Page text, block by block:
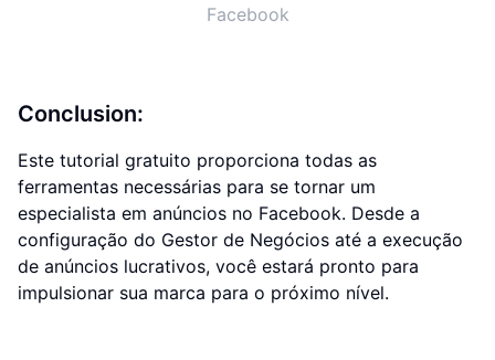
Facebook
Conclusion:
Este tutorial gratuito proporciona todas as
ferramentas necessárias para se tornar um
especialista em anúncios no Facebook. Desde a
configuração do Gestor de Negócios até a execução
de anúncios lucrativos, você estará pronto para
impulsionar sua marca para o próximo nível.